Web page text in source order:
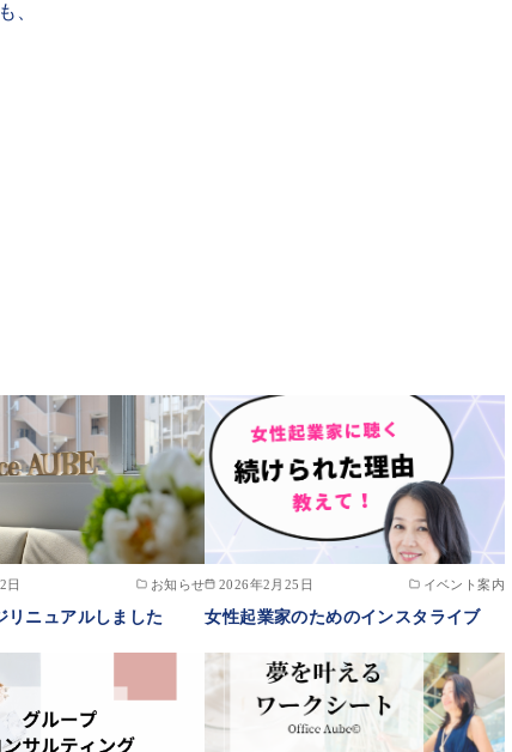
、
日 お知らせ
リニュアルしました
2026年2月25日 イベント案内
女性起業家のためのインスタライブ